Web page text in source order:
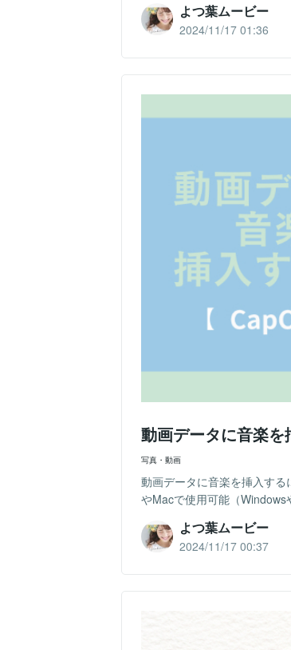
よつ葉ムービー
2024/11/17 01:36
動画データに音楽を
写真・動画
動画データに音楽を挿入す
やMacで使用可能（
よつ葉ムービー
2024/11/17 00:37